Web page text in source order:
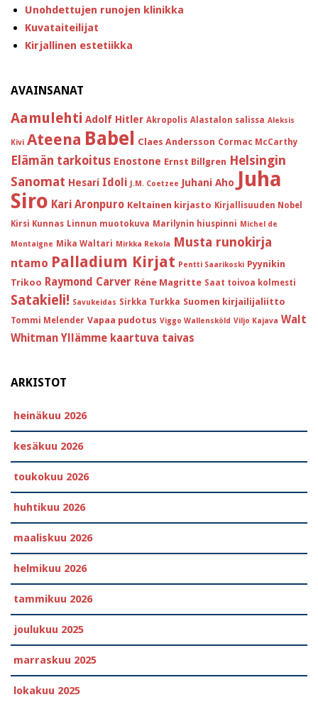
Unohdettujen runojen klinikka
Kuvataiteilijat
Kirjallinen estetiikka
AVAINSANAT
Aamulehti Adolf Hitler Akropolis Alastalon salissa Aleksis
Kivi Ateena Babel Claes Andersson Cormac McCarthy
Elämän tarkoitus Enostone Ernst Billgren Helsingin
Sanomat Hesari Idoli J.M. Coetzee Juhani Aho Juha
Siro Kari Aronpuro Keltainen kirjasto Kirjallisuuden Nobel
Kirsi Kunnas Linnun muotokuva Marilynin hiuspinni Michel de
Montaigne Mika Waltari Mirkka Rekola Musta runokirja
ntamo Palladium Kirjat Pentti Saarikoski Pyynikin
Trikoo Raymond Carver Réne Magritte Saat toivoa kolmesti
Satakieli! Savukeidas Sirkka Turkka Suomen kirjailijaliitto
Tommi Melender Vapaa pudotus Viggo Wallensköld Viljo Kajava Walt
Whitman Yllämme kaartuva taivas
ARKISTOT
heinäkuu 2026
kesäkuu 2026
toukokuu 2026
huhtikuu 2026
maaliskuu 2026
helmikuu 2026
tammikuu 2026
joulukuu 2025
marraskuu 2025
lokakuu 2025